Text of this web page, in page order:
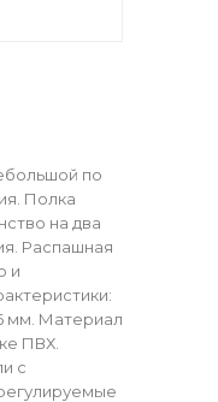
по
Полка
на два
Распашная
и
мм. Материал
ПВХ.
с